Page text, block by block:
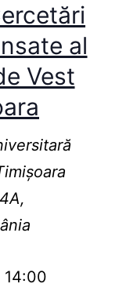
al
Vest
14:00